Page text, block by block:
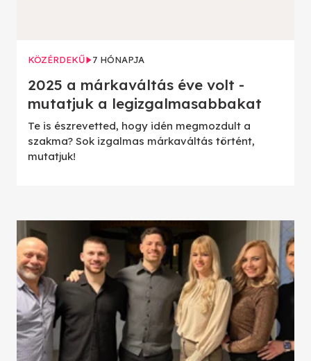
KÖZÉRDEKŰ 7 HÓNAPJA
2025 a márkaváltás éve volt -
mutatjuk a legizgalmasabbakat
Te is észrevetted, hogy idén megmozdult a
szakma? Sok izgalmas márkaváltás történt,
mutatjuk!